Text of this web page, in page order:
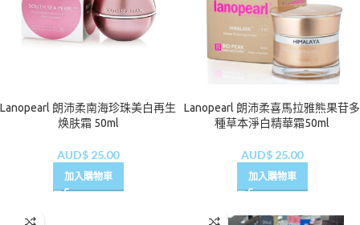
Lanopearl 朗沛柔南海珍珠美白再生
焕肤霜 50ml
AUD$ 25.00
加入購物車
Lanopearl 朗沛柔喜馬拉雅熊果苷多
種草本淨白精華霜50ml
AUD$ 25.00
加入購物車